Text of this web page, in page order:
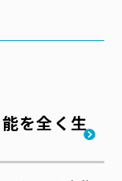
を全く生